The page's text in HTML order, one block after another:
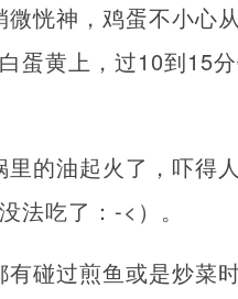
微恍神，鸡蛋不小心
蛋黄上，过10到15
里的油起火了，吓得
法吃了：-<）。
碰过煎鱼或是炒菜